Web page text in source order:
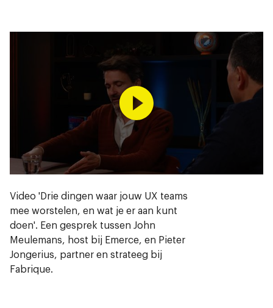
Video 'Drie dingen waar jouw UX teams
mee worstelen, en wat je er aan kunt
doen'. Een gesprek tussen John
Meulemans, host bij Emerce, en Pieter
Jongerius, partner en strateeg bij
Fabrique.